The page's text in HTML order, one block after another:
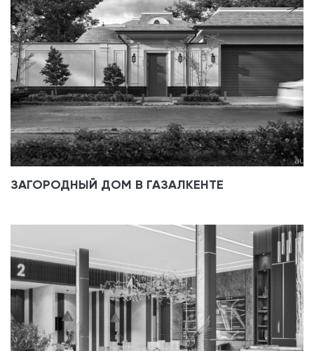
ЗАГОРОДНЫЙ ДОМ В ГАЗАЛКЕНТЕ